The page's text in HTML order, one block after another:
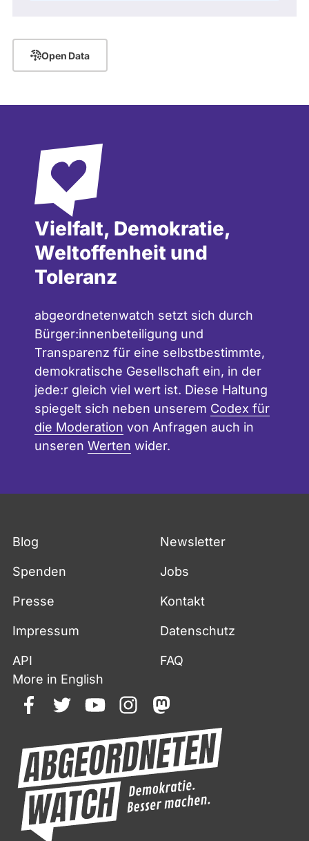
Open Data
Vielfalt, Demokratie,
Weltoffenheit und
Toleranz
abgeordnetenwatch setzt sich durch
Bürger:innenbeteiligung und
Transparenz für eine selbstbestimmte,
demokratische Gesellschaft ein, in der
jede:r gleich viel wert ist. Diese Haltung
spiegelt sich neben unserem Codex für
die Moderation von Anfragen auch in
unseren Werten wider.
Blog Newsletter
Spenden Jobs
Presse Kontakt
Impressum Datenschutz
API
FAQ
More in English
facebooktwitteryoutubeinstagrammastodon